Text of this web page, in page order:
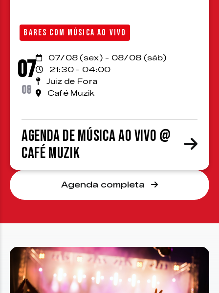
BARES COM MÚSICA AO VIVO
07
08
07/08 (sex) - 08/08 (sáb)
21:30 - 04:00
Juiz de Fora
Café Muzik
Agenda de Música ao Vivo @
Café Muzik
Agenda completa